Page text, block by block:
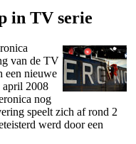
in TV serie
van de TV
een nieuwe
april 2008
nog
speelt zich af rond 2
werd door een